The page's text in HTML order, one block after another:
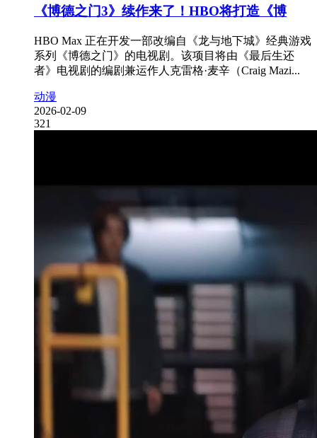
《博德之门3》续作来了！HBO将打造《博
HBO Max 正在开发一部改编自《龙与地下城》经典游戏
系列《博德之门》的电视剧。该项目将由《最后生还
者》电视剧的编剧兼运作人克雷格·麦辛（Craig Mazi...
动漫
2026-02-09
321